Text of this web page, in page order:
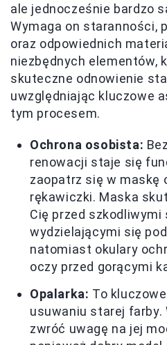
ale jednocześnie bardzo
Wymaga on staranności,
oraz odpowiednich
niezbędnych elementów,
skuteczne odnowienie
uwzględniając kluczowe
tym procesem.
Ochrona osobista:
renowacji staje się
zaopatrz się w maskę
rękawiczki. Maska
Cię przed
wydzielającymi się
natomiast okulary
oczy przed gorącymi
Opalarka: To
usuwaniu starej farby.
zwróć uwagę na jej